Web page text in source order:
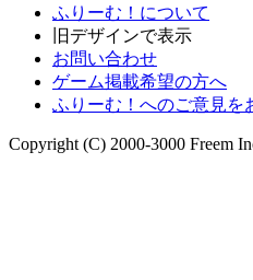
ふりーむ！について
旧デザインで表示
お問い合わせ
ゲーム掲載希望の方へ
ふりーむ！へのご意見を
Copyright (C) 2000-3000 Freem